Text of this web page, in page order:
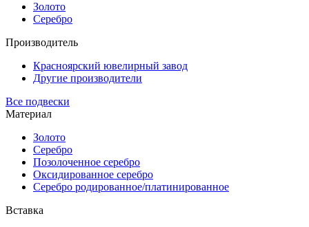
Золото
Серебро
Производитель
Красноярский ювелирный завод
Другие производители
Все подвески
Материал
Золото
Серебро
Позолоченное серебро
Оксидированное серебро
Серебро родированное/платинированное
Вставка